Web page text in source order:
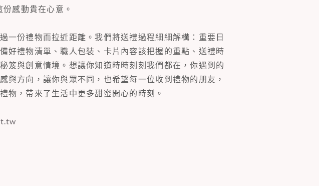
感動貴在心意。
一份禮物而拉近距離。我們將送禮過程細細解構：重要日
好禮物清單、職人包裝、卡片內容該把握的重點、送禮時
笈與創意情境。想讓你知道時時刻刻我們都在，你遇到的
與方向，讓你與眾不同，也希望每一位收到禮物的朋友，
物，帶來了生活中更多甜蜜開心的時刻。